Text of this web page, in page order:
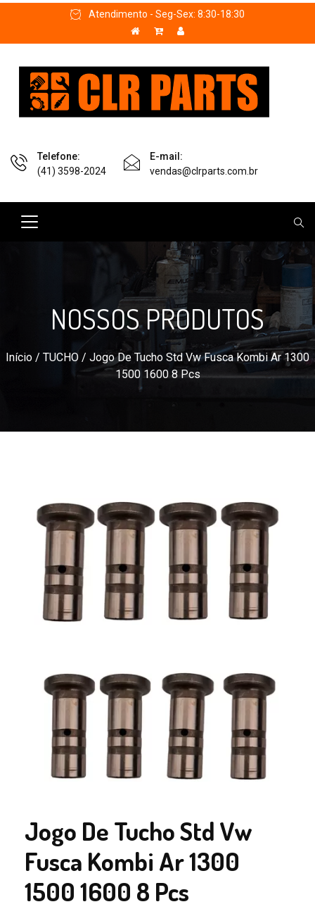
Atendimento - Seg-Sex: 8:30-18:30
Telefone:
(41) 3598-2024
E-mail:
vendas@clrparts.com.br
NOSSOS PRODUTOS
Início / TUCHO / Jogo De Tucho Std Vw Fusca Kombi Ar 1300
1500 1600 8 Pcs
Jogo De Tucho Std Vw
Fusca Kombi Ar 1300
1500 1600 8 Pcs